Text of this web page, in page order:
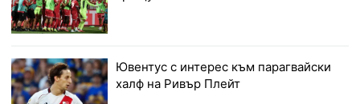
Ювентус с интерес към парагвайски
халф на Ривър Плейт